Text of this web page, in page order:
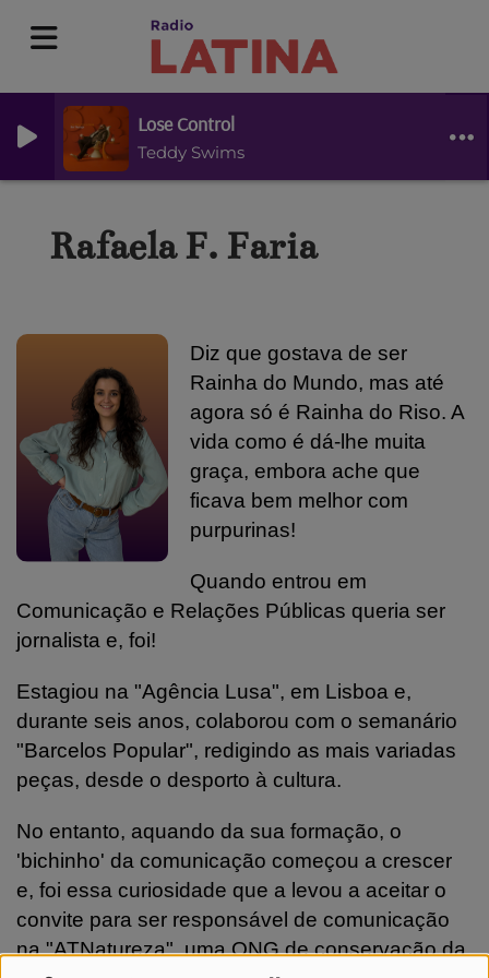
Lose Control
Teddy Swims
Rafaela F. Faria
Diz que gostava de ser
Rainha do Mundo, mas até
agora só é Rainha do Riso.A
vida como é dá-lhe muita
graça, embora ache que
ficava bem melhor com
purpurinas!
Quando entrou em
Comunicação e Relações Públicas queria ser
jornalista e, foi!
Estagiou na "Agência Lusa", em Lisboa e,
durante seis anos, colaborou com o semanário
"Barcelos Popular", redigindo as mais variadas
peças, desde o desporto à cultura.
No entanto, aquando da sua formação, o
'bichinho' da comunicação começou a crescer
e, foi essa curiosidade que a levou a aceitar o
convite para ser responsável de comunicação
na "ATNatureza", uma ONG de conservação da